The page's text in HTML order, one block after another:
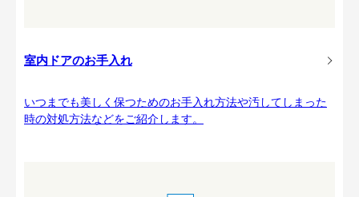
室内ドアのお手入れ
いつまでも美しく保つためのお手入れ方法や汚してしまった
時の対処方法などをご紹介します。